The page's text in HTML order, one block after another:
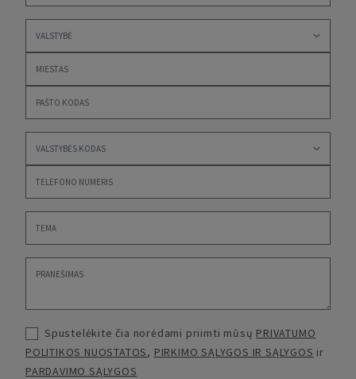
Spustelėkite čia norėdami priimti mūsų PRIVATUMO
POLITIKOS NUOSTATOS, PIRKIMO SĄLYGOS IR SĄLYGOS ir
PARDAVIMO SĄLYGOS